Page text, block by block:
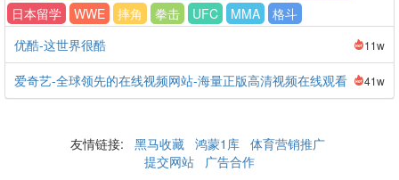
日本留学
WWE 摔角 拳击 UFC MMA
格斗
优酷-这世界很酷
11w
爱奇艺-全球领先的在线视频网站-海量正版高清视频在线观看 41w
友情链接: 黑马收藏 鸿蒙1库 体育营销推广
提交网站
广告合作